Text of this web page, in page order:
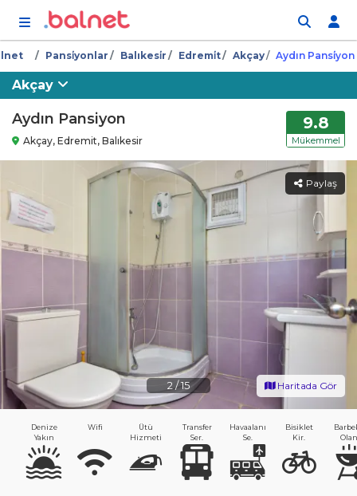
Pansi̇yonlar Balıkesi̇r Edremi̇t Akçay Aydın Pansi̇yon
Akçay
Aydın Pansiyon
Akçay, Edremit, Balıkesir
9.8
Mükemmel
2 /15
Paylaş
Haritada Gör
Denize
Yakın
Wifi
Ütü
Hizmeti
Transfer
Ser.
Havaalanı
Se.
Bisiklet
Kir.